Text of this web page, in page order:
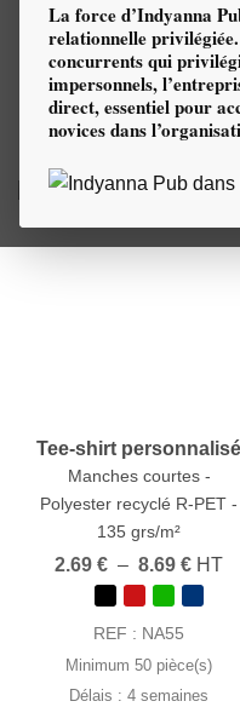
La force d’Indyanna
relationnelle
concurrents qui
impersonnels,
direct, essentiel pour
novices dans
Délais : 4 semaines
Tee-shirt personnalisé
Manches courtes -
Polyester recyclé R-PET -
135 grs/m²
2.69 € – 8.69 €Plage
de
prix :
8.69 €
HT
REF : NA55
Minimum 50 pièce(s)
Délais : 4 semaines